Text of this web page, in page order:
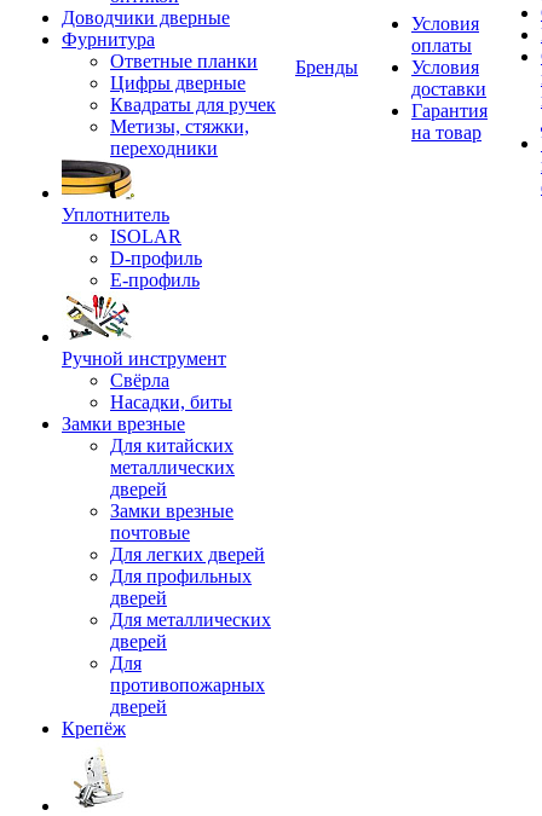
Доводчики дверные
Фурнитура
Ответные планки
Цифры дверные
Квадраты для ручек
Метизы, стяжки,
переходники
Уплотнитель
ISOLAR
D-профиль
Е-профиль
Ручной инструмент
Свёрла
Насадки, биты
Замки врезные
Для китайских
металлических
дверей
Замки врезные
почтовые
Для легких дверей
Для профильных
дверей
Для металлических
дверей
Для
противопожарных
дверей
Крепёж
Бренды
Условия
оплаты
Условия
доставки
Гарантия
на товар